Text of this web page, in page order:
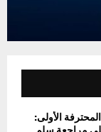
الأولى: